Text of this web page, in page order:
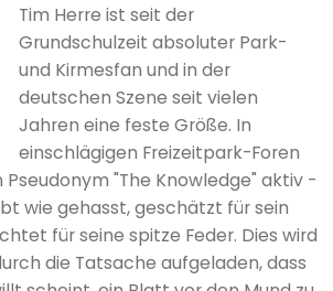
Tim Herre ist seit der
Grundschulzeit absoluter Park-
und Kirmesfan und in der
deutschen Szene seit vielen
Jahren eine feste Größe. In
einschlägigen Freizeitpark-Foren
"The Knowledge" aktiv -
wie gehasst, geschätzt für sein
für seine spitze Feder. Dies wird
die Tatsache aufgeladen, dass